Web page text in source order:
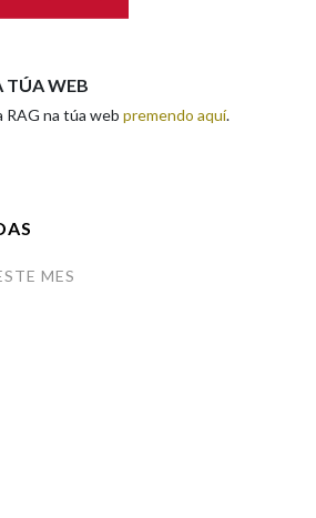
vixente en materia de
Carácter Persoal, a Real Academia
usuarios que faciliten o seu correo
outra información de carácter
TÚA WEB
RAG na túa web premendo aquí.
MES